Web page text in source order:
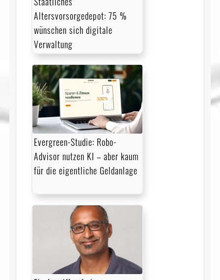
Altersvorsorgedepot: 75 %
wünschen sich digitale
Verwaltung
Evergreen-Studie: Robo-
Advisor nutzen KI – aber kaum
für die eigentliche Geldanlage